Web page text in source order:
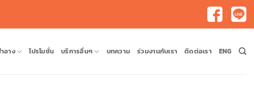
อาง โปรโมชั่น บริการอื่นๆ บทความ ร่วมงานกับเรา ติดต่อเรา ENG